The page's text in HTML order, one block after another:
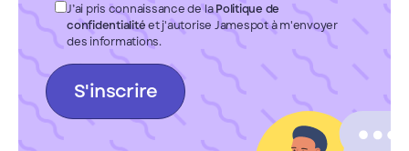
J’ai pris connaissance de laPolitique de
confidentialitéet j'autorise Jamespot à m'envoyer
des informations.
S'inscrire